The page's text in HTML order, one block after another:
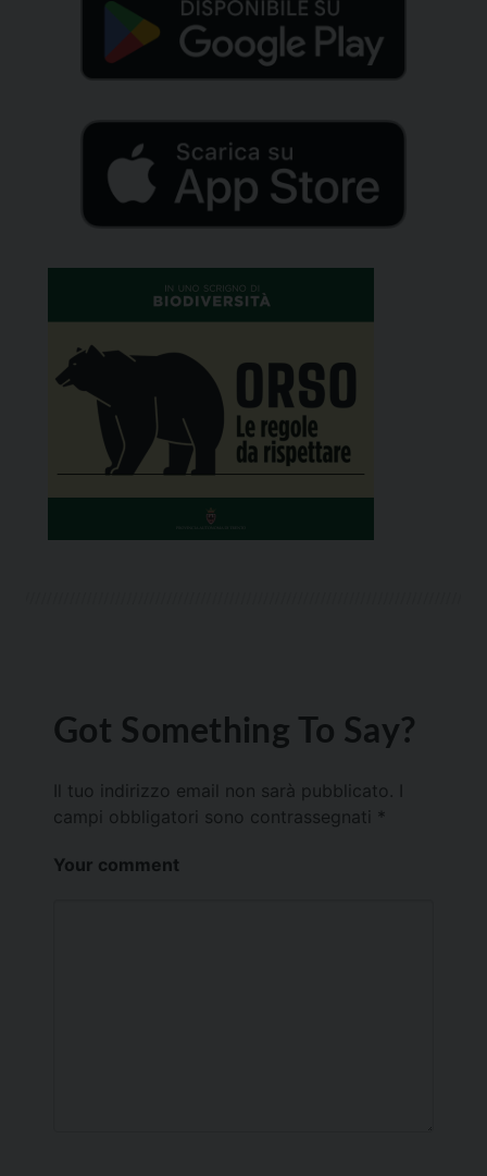
Got Something To Say?
Il tuo indirizzo email non sarà pubblicato.
campi obbligatori sono contrassegnati *
Your comment